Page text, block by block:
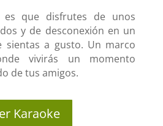
es que disfrutes de unos
y de desconexión en un
sientas a gusto. Un marco
vivirás un momento
de tus amigos.
Karaoke